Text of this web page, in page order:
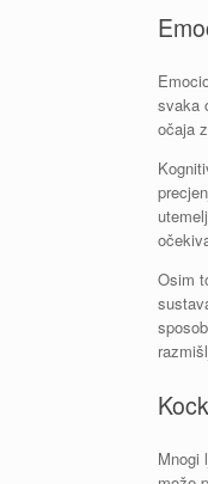
svaka
očaja
Osim
Mnogi